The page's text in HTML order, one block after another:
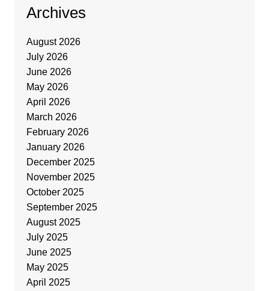
Archives
August 2026
July 2026
June 2026
May 2026
April 2026
March 2026
February 2026
January 2026
December 2025
November 2025
October 2025
September 2025
August 2025
July 2025
June 2025
May 2025
April 2025